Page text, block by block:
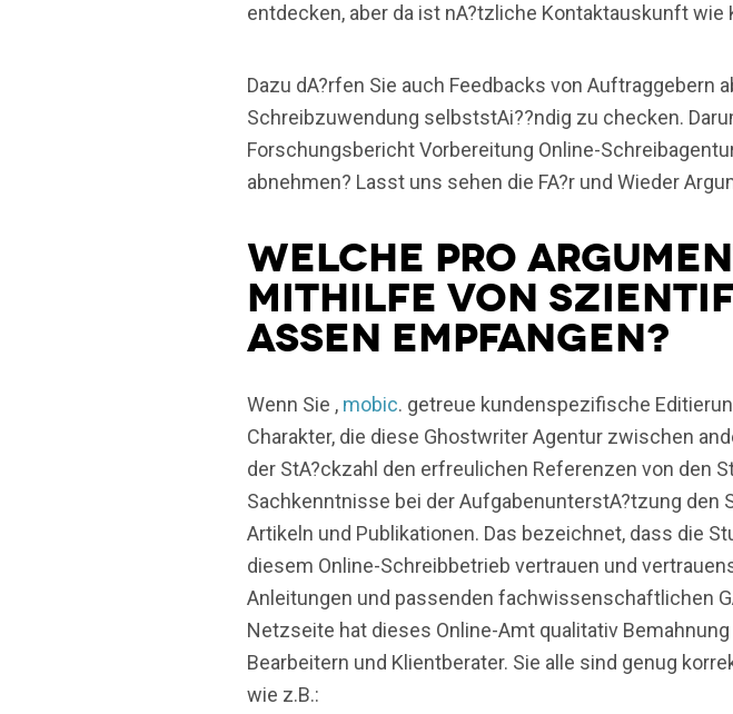
entdecken, aber da ist nA?tzliche Kontaktauskunft wie
Dazu dA?rfen Sie auch Feedbacks von
Schreibzuwendung selbststAi??ndig zu checken.
Forschungsbericht Vorbereitung Online-
abnehmen? Lasst uns sehen die FA?r und Wieder
Welche Pro
Mithilfe von
Assen empfangen?
Wenn Sie , mobic. getreue kundenspezifische
Charakter, die diese Ghostwriter Agentur zwischen
der StA?ckzahl den erfreulichen Referenzen von den
Sachkenntnisse bei der AufgabenunterstA?tzung
Artikeln und Publikationen. Das bezeichnet, dass die
diesem Online-Schreibbetrieb vertrauen und
Anleitungen und passenden fachwissenschaftlichen
Netzseite hat dieses Online-Amt qualitativ
Bearbeitern und Klientberater. Sie alle sind genug
wie z.B.: